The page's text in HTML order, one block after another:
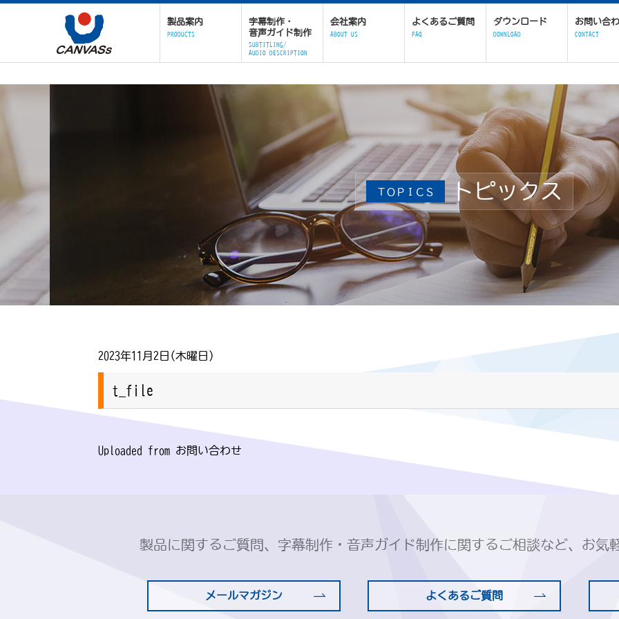
製品案内
PRODUCTS
字幕制作・
音声ガイド制作
SUBTITLING/
AUDIO DESCRIPTION
会社案内
ABOUT US
よくあるご質問
FAQ
ダウンロード
DOWNLOAD
お問い合
CONTACT
ＴＯＰＩＣＳ トピックス
2023年11月2日(木曜日)
t_file
Uploaded from お問い合わせ
製品に関するご質問、字幕制作・音声ガイド制作に関するご相談など、お気
メールマガジン よくあるご質問